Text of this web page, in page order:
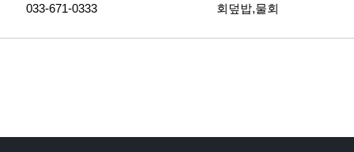
033-671-0333 회덮밥,물회